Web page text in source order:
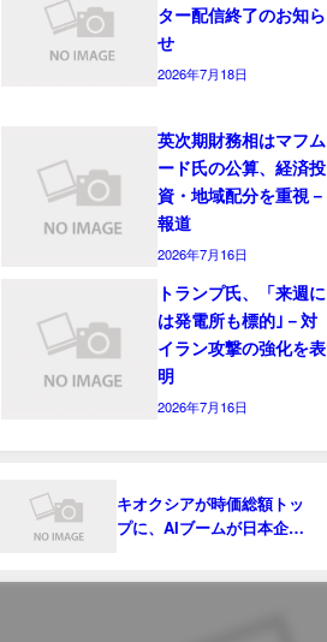
ター配信終了のお知ら
せ
2026年7月18日
英次期財務相はマフム
ード氏の公算、経済投
資・地域配分を重視－
報道
2026年7月16日
トランプ氏、「来週に
は発電所も標的｣－対
イラン攻撃の強化を表
明
2026年7月16日
キオクシアが時価総額トッ
プに、AIブームが日本企業